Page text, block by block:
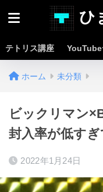
ひ
テトリス講座 YouTube
ホーム 未分類
ビックリマン
封入率が低すぎ
2022年1月24日